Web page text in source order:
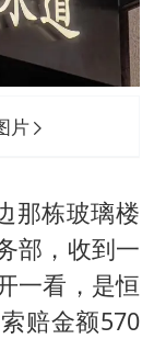
女儿为争财产堵门阻挠父亲出殡
尾恒大文旅城
片
那栋玻璃楼
部，收到一
一看，是恒
赔金额570